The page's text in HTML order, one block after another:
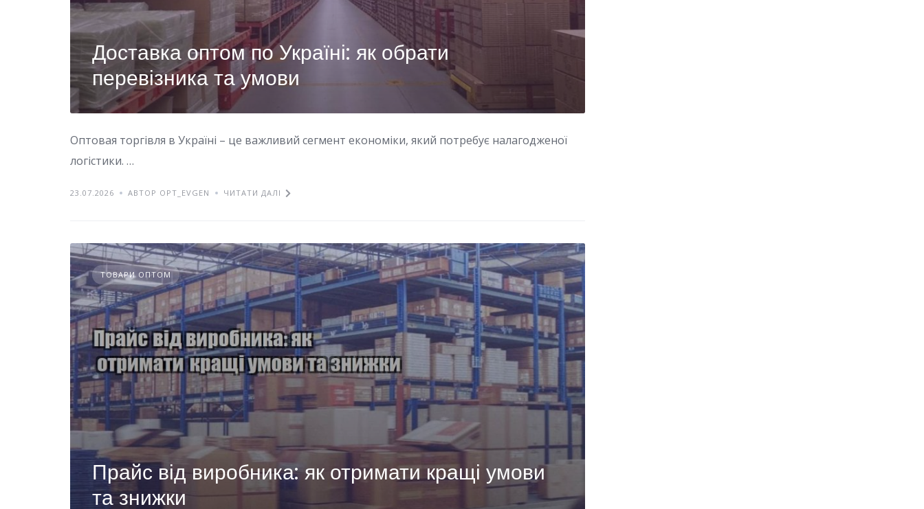
Доставка оптом по Україні: як обрати
перевізника та умови
Оптовая торгівля в Україні – це важливий сегмент економіки, який потребує налагодженої
логістики. …
23.07.2026 АВТОР OPT_EVGEN ЧИТАТИ ДАЛІ
ТОВАРИ ОПТОМ
Прайс від виробника: як отримати кращі умови
та знижки